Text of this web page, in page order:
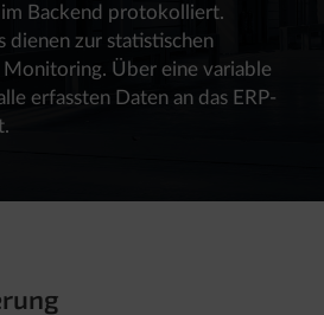
Backend protokolliert.
dienen zur statistischen
Über eine variable
erfassten Daten an das ERP-